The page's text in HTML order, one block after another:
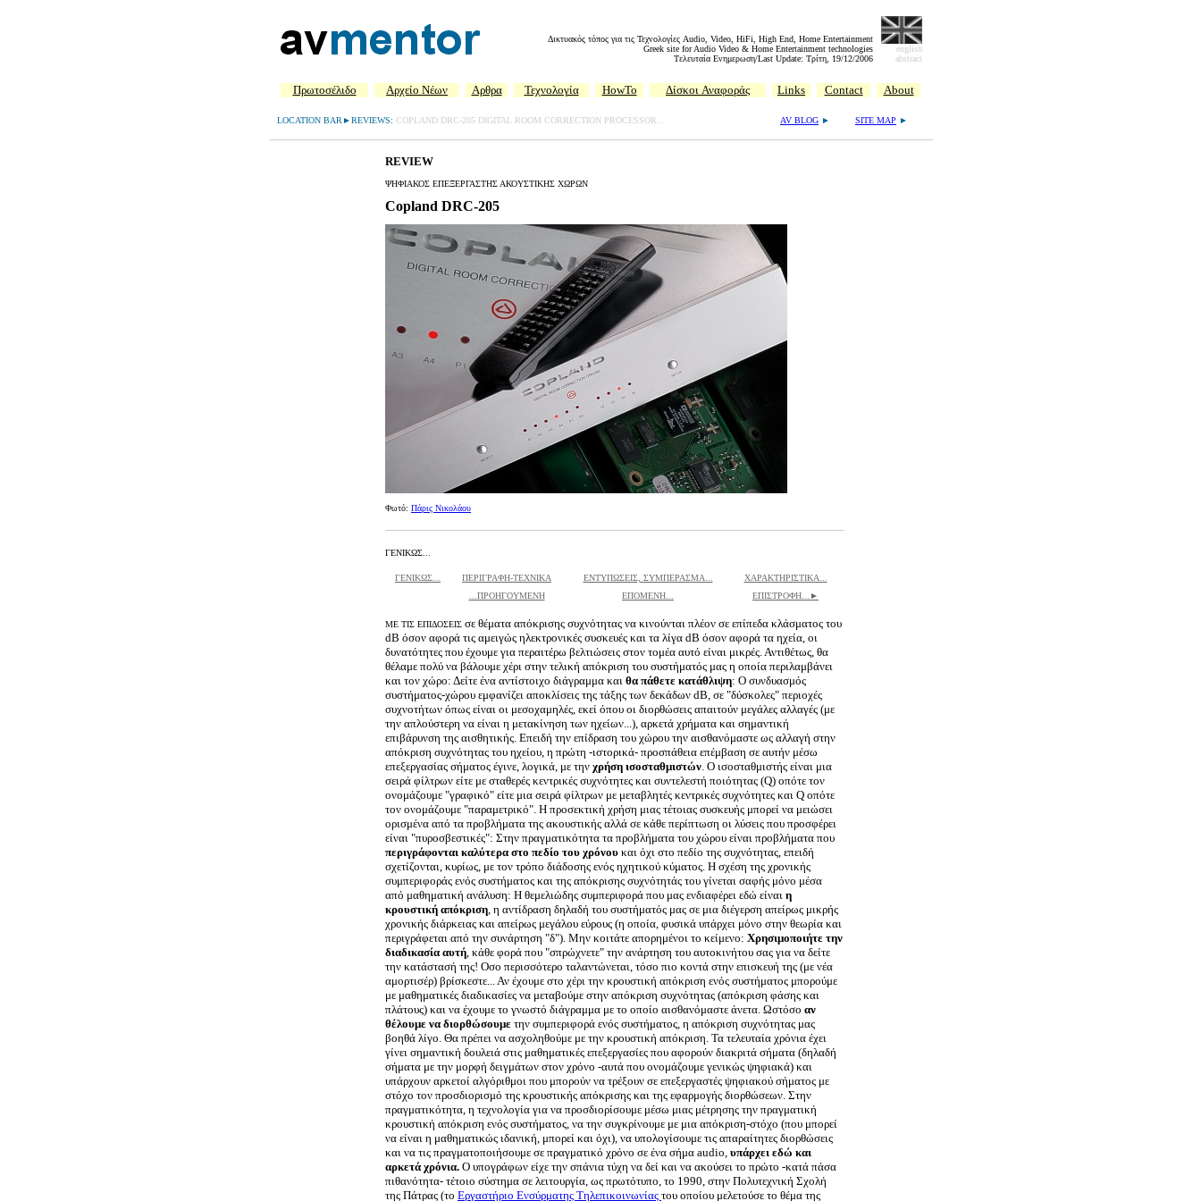
Δικτυακός τόπος για τις Τεχνολογίες Audio, Video, HiFi, High End, Home Entertainment
Greek site for Audio Video & Home Entertainment technologies
Tελευταία Ενημερωση/Last Update: Τρίτη, 19/12/2006
english
abstract
Πρωτοσέλιδο Aρχείο Νέων Αρθρα Τεχνολογία HowTo Δίσκοι Αναφοράς Links Contact About
LOCATION BAR►REVIEWS: COPLAND DRC-205 DIGITAL ROOM CORRECTION PROCESSOR... AV BLOG ► SITE MAP ►
REVIEW
ΨΗΦΙΑΚΟΣ ΕΠΕΞΕΡΓΑΣΤΗΣ ΑΚΟΥΣΤΙΚΗΣ ΧΩΡΩΝ
Copland DRC-205
Φωτό: Πάρις Νικολάου
ΓΕΝΙΚΩΣ...
ΓΕΝΙΚΩΣ... ΠΕΡΙΓΡΑΦΗ-ΤΕΧΝΙΚΑ ΕΝΤΥΠΩΣΕΙΣ, ΣΥΜΠΕΡΑΣΜΑ...
ΧΑΡΑΚΤΗΡΙΣΤΙΚΑ...
...ΠΡΟΗΓΟΥΜΕΝΗ
ΕΠΟΜΕΝΗ... ΕΠΙΣΤΡΟΦΗ...►
ΜΕ ΤΙΣ ΕΠΙΔΟΣΕΙΣ σε θέματα απόκρισης συχνότητας να κινούνται πλέον σε επίπεδα κλάσματος του
dB όσον αφορά τις αμειγώς ηλεκτρονικές συσκευές και τα λίγα dB όσον αφορά τα ηχεία, οι
δυνατότητες που έχουμε για περαιτέρω βελτιώσεις στον τομέα αυτό είναι μικρές. Αντιθέτως, θα
θέλαμε πολύ να βάλουμε χέρι στην τελική απόκριση του συστήματός μας η οποία περιλαμβάνει
και τον χώρο: Δείτε ένα αντίστοιχο διάγραμμα και θα πάθετε κατάθλιψη: Ο συνδυασμός
συστήματος-χώρου εμφανίζει αποκλίσεις της τάξης των δεκάδων dB, σε "δύσκολες" περιοχές
συχνοτήτων όπως είναι οι μεσοχαμηλές, εκεί όπου οι διορθώσεις απαιτούν μεγάλες αλλαγές (με
την απλούστερη να είναι η μετακίνηση των ηχείων...), αρκετά χρήματα και σημαντική
επιβάρυνση της αισθητικής. Επειδή την επίδραση του χώρου την αισθανόμαστε ως αλλαγή στην
απόκριση συχνότητας του ηχείου, η πρώτη -ιστορικά- προσπάθεια επέμβαση σε αυτήν μέσω
επεξεργασίας σήματος έγινε, λογικά, με την χρήση ισοσταθμιστών. Ο ισοσταθμιστής είναι μια
σειρά φίλτρων είτε με σταθερές κεντρικές συχνότητες και συντελεστή ποιότητας (Q) οπότε τον
ονομάζουμε "γραφικό" είτε μια σειρά φίλτρων με μεταβλητές κεντρικές συχνότητες και Q οπότε
τον ονομάζουμε "παραμετρικό". Η προσεκτική χρήση μιας τέτοιας συσκευής μπορεί να μειώσει
ορισμένα από τα προβλήματα της ακουστικής αλλά σε κάθε περίπτωση οι λύσεις που προσφέρει
είναι "πυροσβεστικές": Στην πραγματικότητα τα προβλήματα του χώρου είναι προβλήματα που
περιγράφονται καλύτερα στο πεδίο του χρόνου και όχι στο πεδίο της συχνότητας, επειδή
σχετίζονται, κυρίως, με τον τρόπο διάδοσης ενός ηχητικού κύματος. Η σχέση της χρονικής
συμπεριφοράς ενός συστήματος και της απόκρισης συχνότητάς του γίνεται σαφής μόνο μέσα
από μαθηματική ανάλυση: Η θεμελιώδης συμπεριφορά που μας ενδιαφέρει εδώ είναι η
κρουστική απόκριση, η αντίδραση δηλαδή του συστήματός μας σε μια διέγερση απείρως μικρής
χρονικής διάρκειας και απείρως μεγάλου εύρους (η οποία, φυσικά υπάρχει μόνο στην θεωρία και
περιγράφεται από την συνάρτηση "δ"). Μην κοιτάτε απορημένοι το κείμενο: Χρησιμοποιήτε την
διαδικασία αυτή, κάθε φορά που "σπρώχνετε" την ανάρτηση του αυτοκινήτου σας για να δείτε
την κατάστασή της! Οσο περισσότερο ταλαντώνεται, τόσο πιο κοντά στην επισκευή της (με νέα
αμορτισέρ) βρίσκεστε... Αν έχουμε στο χέρι την κρουστική απόκριση ενός συστήματος μπορούμε
με μαθηματικές διαδικασίες να μεταβούμε στην απόκριση συχνότητας (απόκριση φάσης και
πλάτους) και να έχουμε το γνωστό διάγραμμα με το οποίο αισθανόμαστε άνετα. Ωστόσο αν
θέλουμε να διορθώσουμε την συμπεριφορά ενός συστήματος, η απόκριση συχνότητας μας
βοηθά λίγο. Θα πρέπει να ασχοληθούμε με την κρουστική απόκριση. Τα τελευταία χρόνια έχει
γίνει σημαντική δουλειά στις μαθηματικές επεξεργασίες που αφορούν διακριτά σήματα (δηλαδή
σήματα με την μορφή δειγμάτων στον χρόνο -αυτά που ονομάζουμε γενικώς ψηφιακά) και
υπάρχουν αρκετοί αλγόριθμοι που μπορούν να τρέξουν σε επεξεργαστές ψηφιακού σήματος με
στόχο τον προσδιορισμό της κρουστικής απόκρισης και της εφαρμογής διορθώσεων. Στην
πραγματικότητα, η τεχνολογία για να προσδιορίσουμε μέσω μιας μέτρησης την πραγματική
κρουστική απόκριση ενός συστήματος, να την συγκρίνουμε με μια απόκριση-στόχο (που μπορεί
να είναι η μαθηματικώς ιδανική, μπορεί και όχι), να υπολογίσουμε τις απαραίτητες διορθώσεις
και να τις πραγματοποιήσουμε σε πραγματικό χρόνο σε ένα σήμα audio, υπάρχει εδώ και
αρκετά χρόνια. Ο υπογράφων είχε την σπάνια τύχη να δεί και να ακούσει το πρώτο -κατά πάσα
πιθανότητα- τέτοιο σύστημα σε λειτουργία, ως πρωτότυπο, το 1990, στην Πολυτεχνική Σχολή
της Πάτρας (το Εργαστήριο Ενσύρματης Τηλεπικοινωνίας του οποίου μελετούσε το θέμα της